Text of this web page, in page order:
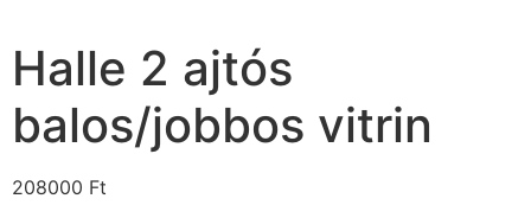
Halle 2 ajtós
balos/jobbos vitrin
208000 Ft